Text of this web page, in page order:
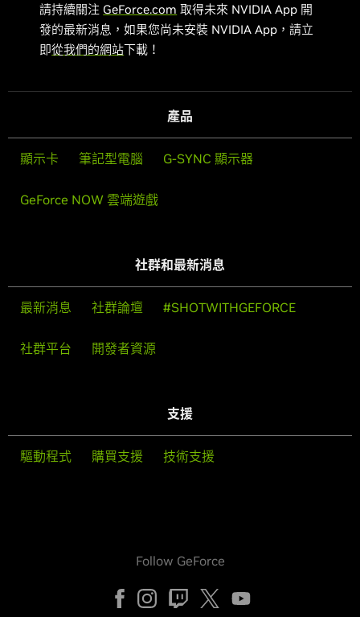
請持續關注 GeForce.com 取得未來 NVIDIA App 開
發的最新消息，如果您尚未安裝 NVIDIA App，請立
即從我們的網站下載！
產品
顯示卡 筆記型電腦 G-SYNC 顯示器
GeForce NOW 雲端遊戲
社群和最新消息
最新消息 社群論壇 #SHOTWITHGEFORCE
社群平台 開發者資源
支援
驅動程式 購買支援 技術支援
Follow GeForce